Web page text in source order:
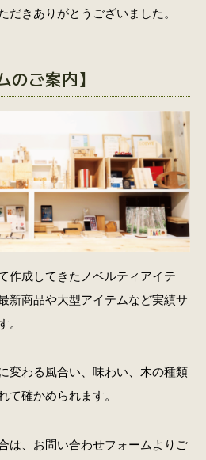
だきありがとうございました。
のご案内】
作成してきたノベルティアイテ
新商品や大型アイテムなど実績サ
。
変わる風合い、味わい、木の種類
て確かめられます。
は、 お問い合わせフォーム よりご